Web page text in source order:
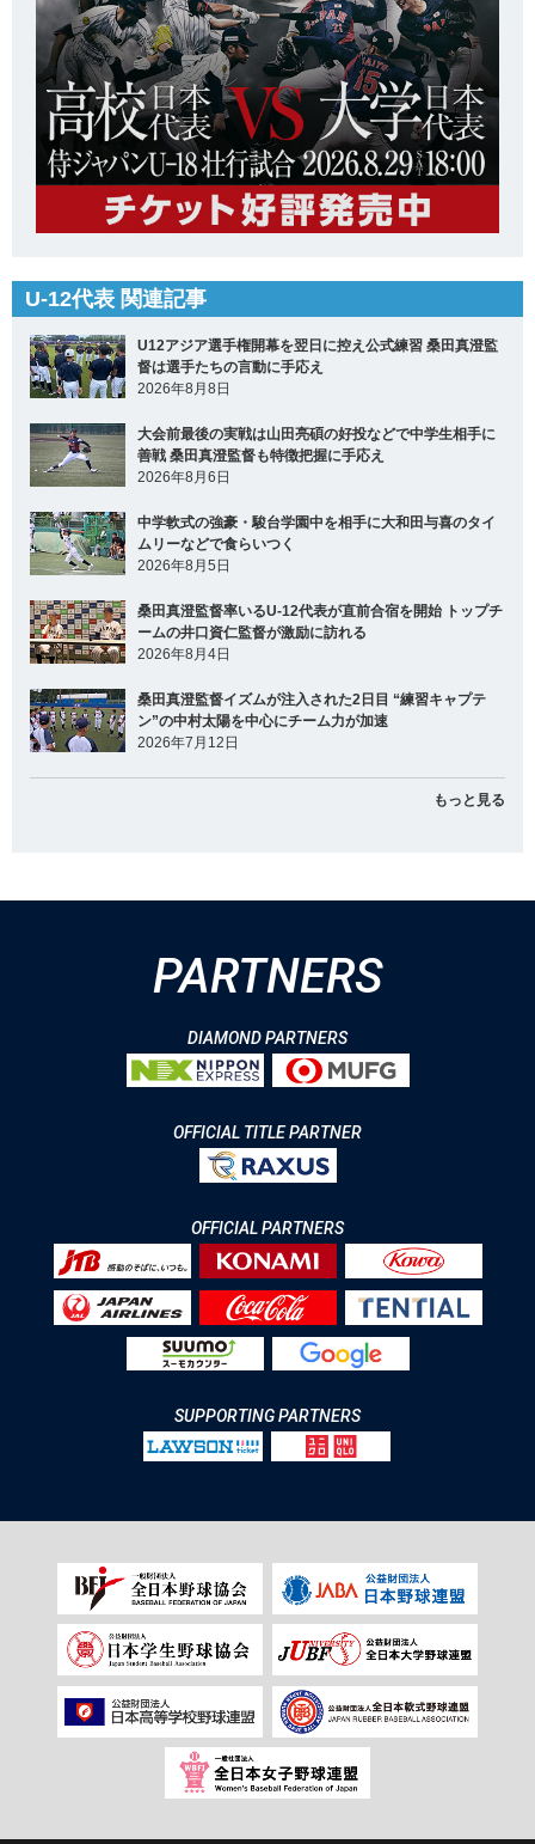
U-12代表 関連記事
U12アジア選手権開幕を翌日に控え公式練習 桑田真澄監
督は選手たちの言動に手応え
2026年8月8日
大会前最後の実戦は山田亮碩の好投などで中学生相手に
善戦 桑田真澄監督も特徴把握に手応え
2026年8月6日
中学軟式の強豪・駿台学園中を相手に大和田与喜のタイ
ムリーなどで食らいつく
2026年8月5日
桑田真澄監督率いるU-12代表が直前合宿を開始 トップチ
ームの井口資仁監督が激励に訪れる
2026年8月4日
桑田真澄監督イズムが注入された2日目 “練習キャプテ
ン”の中村太陽を中心にチーム力が加速
2026年7月12日
もっと見る
PARTNERS
DIAMOND PARTNERS
OFFICIAL TITLE PARTNER
OFFICIAL PARTNERS
SUPPORTING PARTNERS